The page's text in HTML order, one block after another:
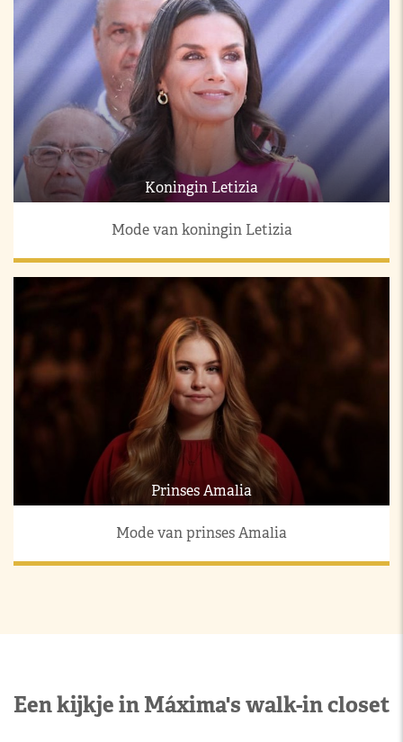
Koningin Letizia
Mode van koningin Letizia
Prinses Amalia
Mode van prinses Amalia
Een kijkje in Máxima's walk-in closet